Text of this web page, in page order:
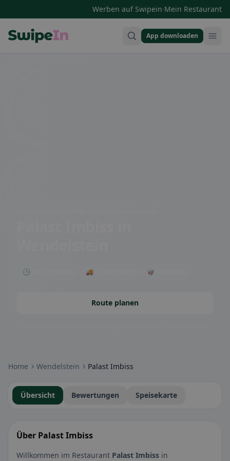
Werben auf Swipein·Mein Restaurant
App downloaden
🕒 Jetzt geöffnet 🚚 Lieferservice 🥡 Takeaway
Route planen
Home Wendelstein Palast Imbiss
Übersicht Bewertungen Speisekarte
Über Palast Imbiss
Willkommen im Restaurant Palast Imbiss in